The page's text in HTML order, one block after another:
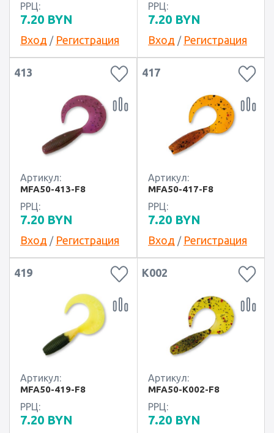
РРЦ:
7.20 BYN
Вход / Регистрация
РРЦ:
7.20 BYN
Вход / Регистрация
413
Артикул:
MFA50-413-F8
РРЦ:
7.20 BYN
Вход / Регистрация
417
Артикул:
MFA50-417-F8
РРЦ:
7.20 BYN
Вход / Регистрация
419
Артикул:
MFA50-419-F8
РРЦ:
7.20 BYN
K002
Артикул:
MFA50-K002-F8
РРЦ:
7.20 BYN